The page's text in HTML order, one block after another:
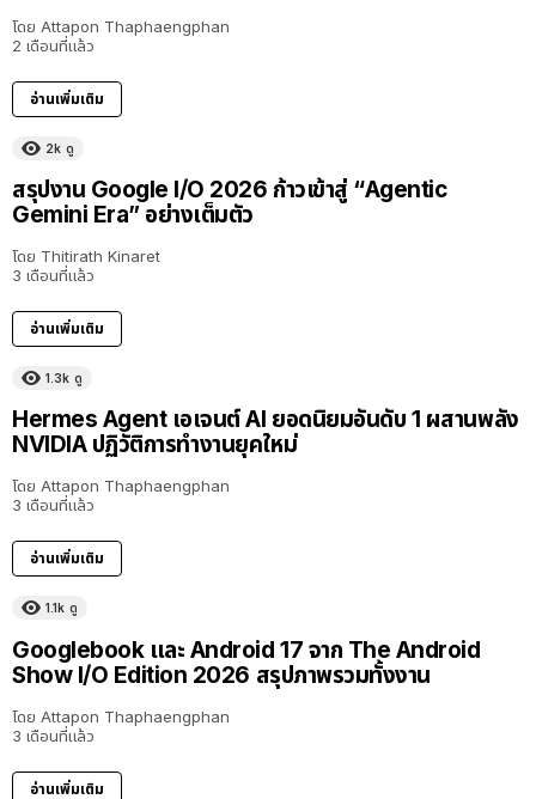
โดย Attapon Thaphaengphan
2 เดือนที่แล้ว
อ่านเพิ่มเติม
2k ดู
สรุปงาน Google I/O 2026 ก้าวเข้าสู่ “Agentic
Gemini Era” อย่างเต็มตัว
โดย Thitirath Kinaret
3 เดือนที่แล้ว
อ่านเพิ่มเติม
1.3k ดู
Hermes Agent เอเจนต์ AI ยอดนิยมอันดับ 1 ผสานพลัง
NVIDIA ปฏิวัติการทำงานยุคใหม่
โดย Attapon Thaphaengphan
3 เดือนที่แล้ว
อ่านเพิ่มเติม
1.1k ดู
Googlebook และ Android 17 จาก The Android
Show I/O Edition 2026 สรุปภาพรวมทั้งงาน
โดย Attapon Thaphaengphan
3 เดือนที่แล้ว
อ่านเพิ่มเติม